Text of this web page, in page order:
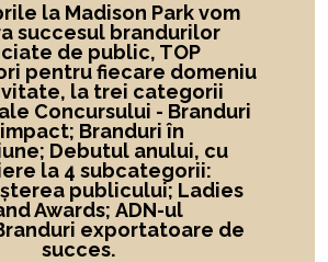
la Madison Park vom
succesul brandurilor
de public, TOP
pentru fiecare domeniu
la trei categorii
Concursului - Branduri
Branduri în
Debutul anului, cu
la 4 subcategorii:
publicului; Ladies
Awards; ADN-ul
exportatoare de
succes.